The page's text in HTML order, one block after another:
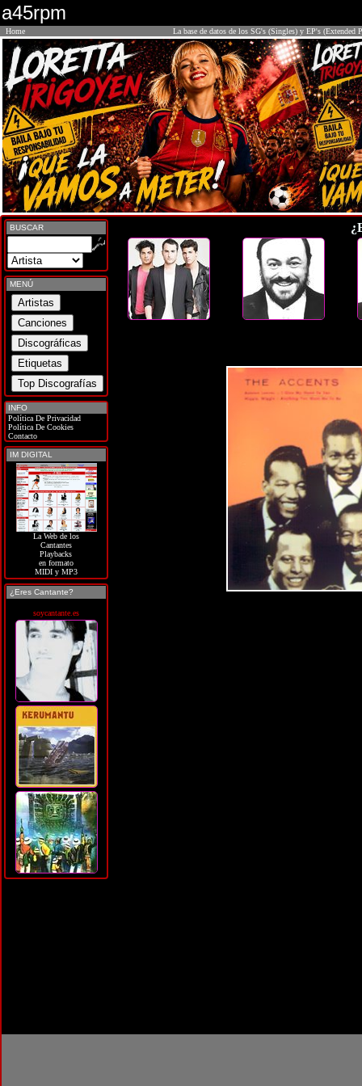
a45rpm
Home La base de datos de los SG's (Singles) y EP's (Extended
BUSCAR
MENÚ
INFO
Política De Privacidad
Política De Cookies
Contacto
IM DIGITAL
La Web de los
Cantantes
Playbacks
en formato
MIDI y MP3
¿Eres Cantante?
soycantante.es